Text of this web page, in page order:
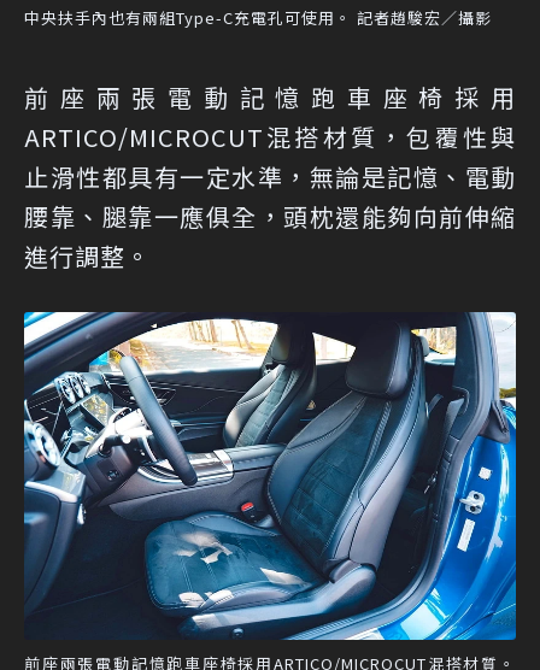
中央扶手內也有兩組Type-C充電孔可使用。 記者趙駿宏／攝影
前座兩張電動記憶跑車座椅採用
ARTICO/MICROCUT混搭材質，包覆性與
止滑性都具有一定水準，無論是記憶、電動
腰靠、腿靠一應俱全，頭枕還能夠向前伸縮
進行調整。
前座兩張電動記憶跑車座椅採用ARTICO/MICROCUT混搭材質。